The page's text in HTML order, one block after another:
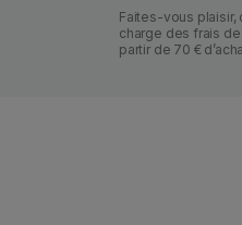
Faites-vous plaisir,
charge des frais
partir de 70 €